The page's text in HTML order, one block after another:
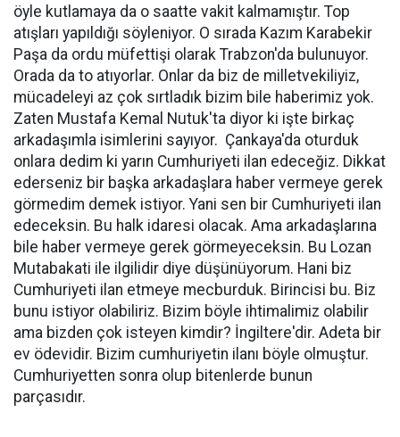
öyle kutlamaya da o saatte vakit kalmamıştır. Top
atışları yapıldığı söyleniyor. O sırada Kazım Karabekir
Paşa da ordu müfettişi olarak Trabzon'da bulunuyor.
Orada da to atıyorlar. Onlar da biz de milletvekiliyiz,
mücadeleyi az çok sırtladık bizim bile haberimiz yok.
Zaten Mustafa Kemal Nutuk'ta diyor ki işte birkaç
arkadaşımla isimlerini sayıyor. Çankaya'da oturduk
onlara dedim ki yarın Cumhuriyeti ilan edeceğiz. Dikkat
ederseniz bir başka arkadaşlara haber vermeye gerek
görmedim demek istiyor. Yani sen bir Cumhuriyeti ilan
edeceksin. Bu halk idaresi olacak. Ama arkadaşlarına
bile haber vermeye gerek görmeyeceksin. Bu Lozan
Mutabakati ile ilgilidir diye düşünüyorum. Hani biz
Cumhuriyeti ilan etmeye mecburduk. Birincisi bu. Biz
bunu istiyor olabiliriz. Bizim böyle ihtimalimiz olabilir
ama bizden çok isteyen kimdir? İngiltere'dir. Adeta bir
ev ödevidir. Bizim cumhuriyetin ilanı böyle olmuştur.
Cumhuriyetten sonra olup bitenlerde bunun
parçasıdır.